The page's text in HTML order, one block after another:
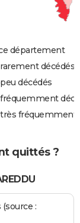
département
décédés
décédés
fréquemment
quittés ?
: